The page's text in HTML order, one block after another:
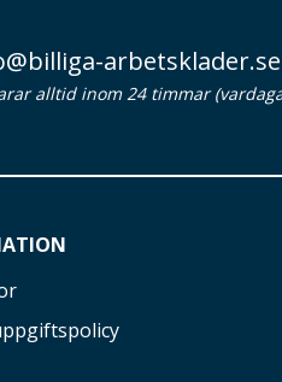
arbetsklader.se
alltid inom 24 timmar